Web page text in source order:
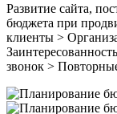
Развитие сайта,
бюджета при
клиенты >
звонок >